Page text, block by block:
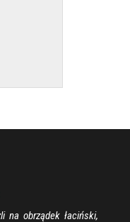
na obrządek łaciński,